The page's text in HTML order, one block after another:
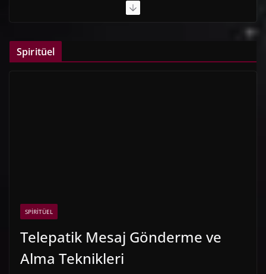
Spiritüel
SPIRITÜEL
Telepatik Mesaj Gönderme ve
Alma Teknikleri